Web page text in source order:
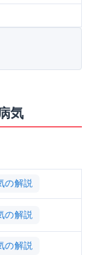
気
の解説
の解説
の解説